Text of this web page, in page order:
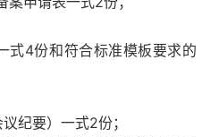
式4份和符合标准模板要求的
纪要）一式2份；